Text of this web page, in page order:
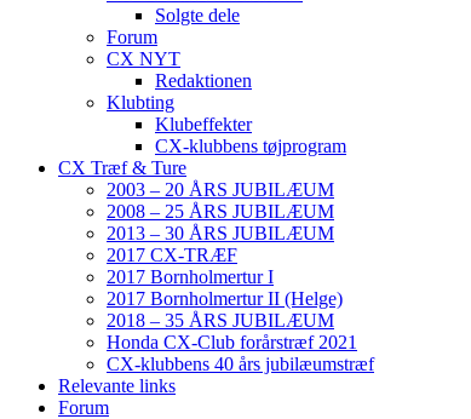
Solgte dele
Forum
CX NYT
Redaktionen
Klubting
Klubeffekter
CX-klubbens tøjprogram
CX Træf & Ture
2003 – 20 ÅRS JUBILÆUM
2008 – 25 ÅRS JUBILÆUM
2013 – 30 ÅRS JUBILÆUM
2017 CX-TRÆF
2017 Bornholmertur I
2017 Bornholmertur II (Helge)
2018 – 35 ÅRS JUBILÆUM
Honda CX-Club forårstræf 2021
CX-klubbens 40 års jubilæumstræf
Relevante links
Forum